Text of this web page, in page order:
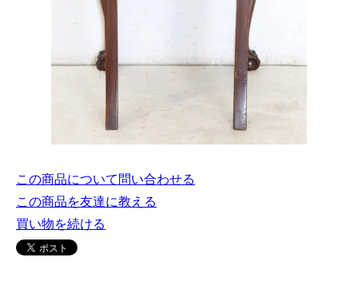
この商品について問い合わせる
この商品を友達に教える
買い物を続ける